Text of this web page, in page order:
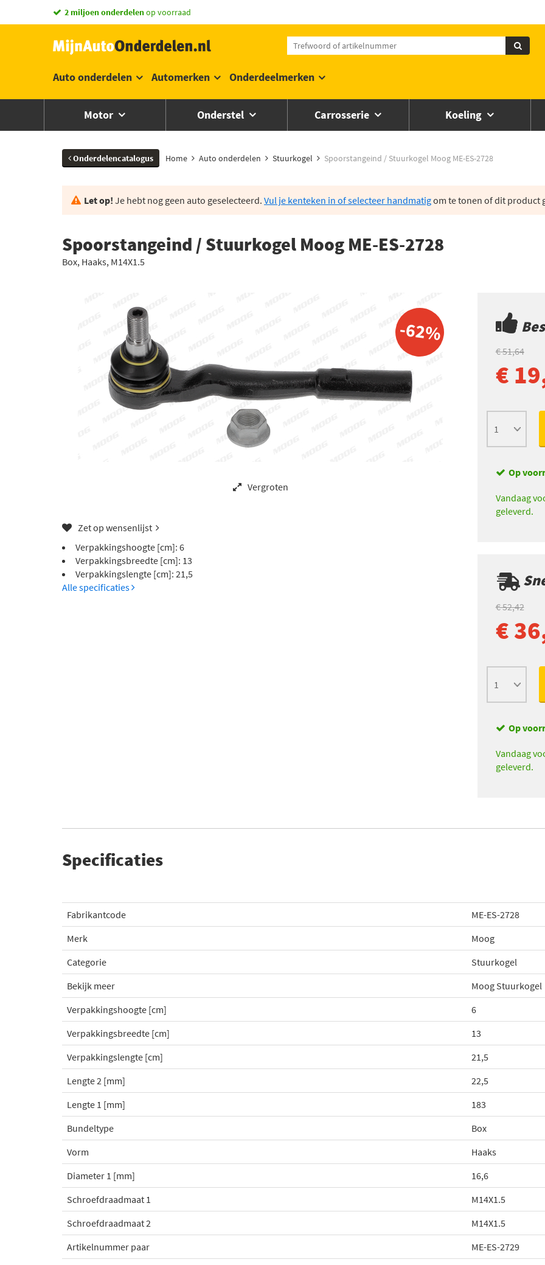
vandaag besteld,morgen in huis *
2 miljoen onderdelenop voorraad
Auto onderdelen Automerken Onderdeelmerken
Motor Onderstel Carrosserie Koeling
Onderdelencatalogus Home Auto onderdelen Stuurkogel Spoorstangeind / Stuurkogel Moog ME-ES-2728
Let op! Je hebt nog geen auto geselecteerd. Vul je kenteken in of selecteer handmatigom te tonen of dit product
Spoorstangeind / Stuurkogel Moog ME-ES-2728
Box, Haaks, M14X1.5
-62%
Vergroten
Zet op wensenlijst
Verpakkingshoogte [cm]: 6
Verpakkingsbreedte [cm]: 13
Verpakkingslengte [cm]: 21,5
Alle specificaties
€ 51,64
€
Op
Vandaag
geleverd.
€ 52,42
€
Op
Vandaag
geleverd.
Specificaties
Fabrikantcode
ME-ES-2728
Merk
Moog
Categorie
Stuurkogel
Bekijk meer
Moog Stuurkogel
Verpakkingshoogte [cm]
6
Verpakkingsbreedte [cm]
13
Verpakkingslengte [cm]
21,5
Lengte 2 [mm]
22,5
Lengte 1 [mm]
183
Bundeltype
Box
Vorm
Haaks
Diameter 1 [mm]
16,6
Schroefdraadmaat 1
M14X1.5
Schroefdraadmaat 2
M14X1.5
Artikelnummer paar
ME-ES-2729